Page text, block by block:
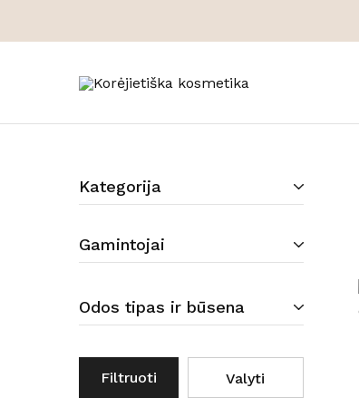
Korėjietiška
Korėjietiška
Kategorija
Gamintojai
Odos tipas ir būsena
Filtruoti Valyti